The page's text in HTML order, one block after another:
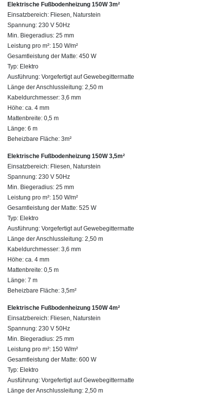
Elektrische Fußbodenheizung 150W 3m²
Einsatzbereich: Fliesen, Naturstein
Spannung: 230 V 50Hz
Min. Biegeradius: 25 mm
Leistung pro m²: 150 W/m²
Gesamtleistung der Matte: 450 W
Typ: Elektro
Ausführung: Vorgefertigt auf Gewebegittermatte
Länge der Anschlussleitung: 2,50 m
Kabeldurchmesser: 3,6 mm
Höhe: ca. 4 mm
Mattenbreite: 0,5 m
Länge: 6 m
Beheizbare Fläche: 3m²
Elektrische Fußbodenheizung 150W 3,5m²
Einsatzbereich: Fliesen, Naturstein
Spannung: 230 V 50Hz
Min. Biegeradius: 25 mm
Leistung pro m²: 150 W/m²
Gesamtleistung der Matte: 525 W
Typ: Elektro
Ausführung: Vorgefertigt auf Gewebegittermatte
Länge der Anschlussleitung: 2,50 m
Kabeldurchmesser: 3,6 mm
Höhe: ca. 4 mm
Mattenbreite: 0,5 m
Länge: 7 m
Beheizbare Fläche: 3,5m²
Elektrische Fußbodenheizung 150W 4m²
Einsatzbereich: Fliesen, Naturstein
Spannung: 230 V 50Hz
Min. Biegeradius: 25 mm
Leistung pro m²: 150 W/m²
Gesamtleistung der Matte: 600 W
Typ: Elektro
Ausführung: Vorgefertigt auf Gewebegittermatte
Länge der Anschlussleitung: 2,50 m